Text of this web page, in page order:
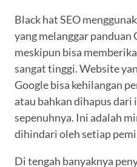
Black hat SEO
yang melanggar panduan
meskipun bisa
sangat tinggi. Website
Google bisa kehilangan
atau bahkan dihapus dari
sepenuhnya. Ini adalah
dihindari oleh setiap
Di tengah banyaknya